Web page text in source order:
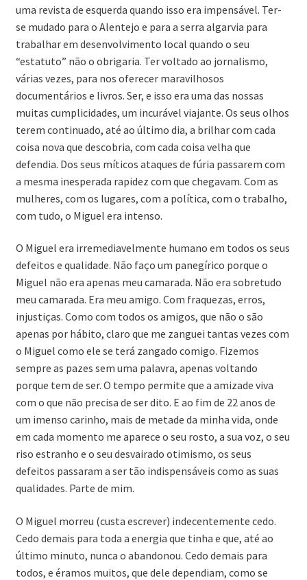
uma revista de esquerda quando isso era impensável. Ter-
se mudado para o Alentejo e para a serra algarvia para
trabalhar em desenvolvimento local quando o seu
“estatuto” não o obrigaria. Ter voltado ao jornalismo,
várias vezes, para nos oferecer maravilhosos
documentários e livros. Ser, e isso era uma das nossas
muitas cumplicidades, um incurável viajante. Os seus olhos
terem continuado, até ao último dia, a brilhar com cada
coisa nova que descobria, com cada coisa velha que
defendia. Dos seus míticos ataques de fúria passarem com
a mesma inesperada rapidez com que chegavam. Com as
mulheres, com os lugares, com a política, com o trabalho,
com tudo, o Miguel era intenso.
O Miguel era irremediavelmente humano em todos os seus
defeitos e qualidade. Não faço um panegírico porque o
Miguel não era apenas meu camarada. Não era sobretudo
meu camarada. Era meu amigo. Com fraquezas, erros,
injustiças. Como com todos os amigos, que não o são
apenas por hábito, claro que me zanguei tantas vezes com
o Miguel como ele se terá zangado comigo. Fizemos
sempre as pazes sem uma palavra, apenas voltando
porque tem de ser. O tempo permite que a amizade viva
com o que não precisa de ser dito. E ao fim de 22 anos de
um imenso carinho, mais de metade da minha vida, onde
em cada momento me aparece o seu rosto, a sua voz, o seu
riso estranho e o seu desvairado otimismo, os seus
defeitos passaram a ser tão indispensáveis como as suas
qualidades. Parte de mim.
O Miguel morreu (custa escrever) indecentemente cedo.
Cedo demais para toda a energia que tinha e que, até ao
último minuto, nunca o abandonou. Cedo demais para
todos, e éramos muitos, que dele dependiam, como se